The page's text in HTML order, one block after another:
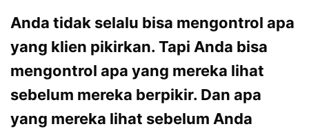
Anda tidak selalu bisa mengontrol apa
yang klien pikirkan. Tapi Anda bisa
mengontrol apa yang mereka lihat
sebelum mereka berpikir. Dan apa
yang mereka lihat sebelum Anda